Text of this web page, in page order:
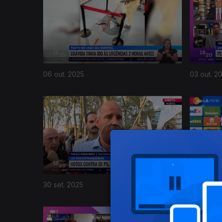
06 out. 2025 03 out.
30 set. 2025 29 set.
877885